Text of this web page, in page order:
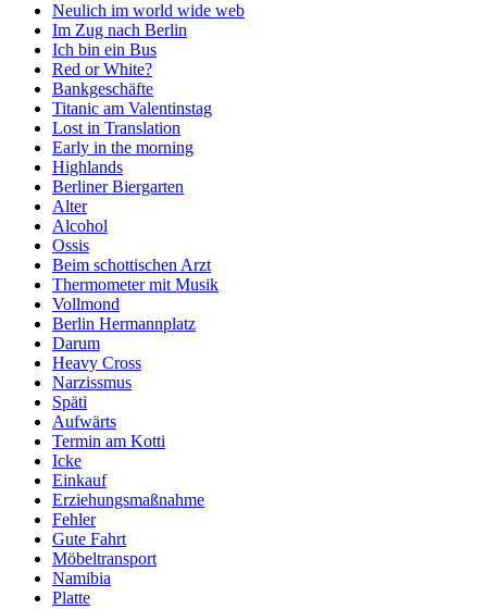
Neulich im world wide web
Im Zug nach Berlin
Ich bin ein Bus
Red or White?
Bankgeschäfte
Titanic am Valentinstag
Lost in Translation
Early in the morning
Highlands
Berliner Biergarten
Alter
Alcohol
Ossis
Beim schottischen Arzt
Thermometer mit Musik
Vollmond
Berlin Hermannplatz
Darum
Heavy Cross
Narzissmus
Späti
Aufwärts
Termin am Kotti
Icke
Einkauf
Erziehungsmaßnahme
Fehler
Gute Fahrt
Möbeltransport
Namibia
Platte